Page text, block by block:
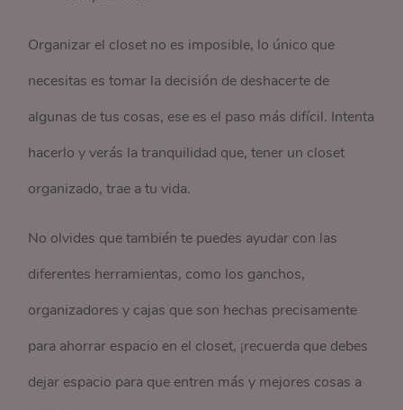
Organizar el closet no es imposible, lo único que
necesitas es tomar la decisión de deshacerte de
algunas de tus cosas, ese es el paso más difícil. Intenta
hacerlo y verás la tranquilidad que, tener un closet
organizado, trae a tu vida.
No olvides que también te puedes ayudar con las
diferentes herramientas, como los ganchos,
organizadores y cajas que son hechas precisamente
para ahorrar espacio en el closet, ¡recuerda que debes
dejar espacio para que entren más y mejores cosas a